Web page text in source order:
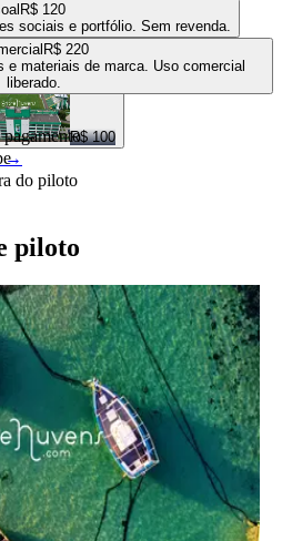
R$ 100
R$ 100
→
R$ 120
sociais e portfólio. Sem revenda.
R$ 220
e materiais de marca. Uso comercial
liberado.
do piloto
piloto